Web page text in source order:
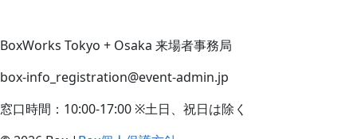
BoxWorks Tokyo + Osaka 来場者事務局
box-info_registration@event-admin.jp
窓口時間：10:00-17:00 ※土日、祝日は除く